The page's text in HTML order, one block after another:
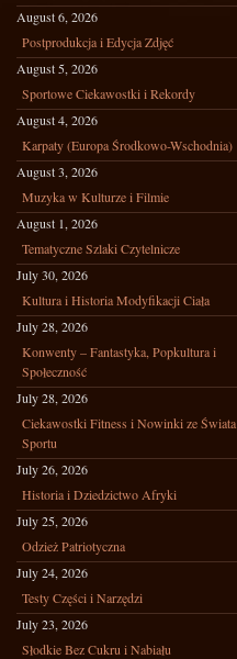
August 6, 2026
Postprodukcja i Edycja Zdjęć
August 5, 2026
Sportowe Ciekawostki i Rekordy
August 4, 2026
Karpaty (Europa Środkowo-Wschodnia)
August 3, 2026
Muzyka w Kulturze i Filmie
August 1, 2026
Tematyczne Szlaki Czytelnicze
July 30, 2026
Kultura i Historia Modyfikacji Ciała
July 28, 2026
Konwenty – Fantastyka, Popkultura i
Społeczność
July 28, 2026
Ciekawostki Fitness i Nowinki ze Świata
Sportu
July 26, 2026
Historia i Dziedzictwo Afryki
July 25, 2026
Odzież Patriotyczna
July 24, 2026
Testy Części i Narzędzi
July 23, 2026
Słodkie Bez Cukru i Nabiału